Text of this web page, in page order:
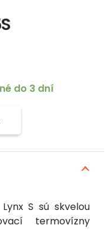
do 3 dní
S sú skvelou
termovízny